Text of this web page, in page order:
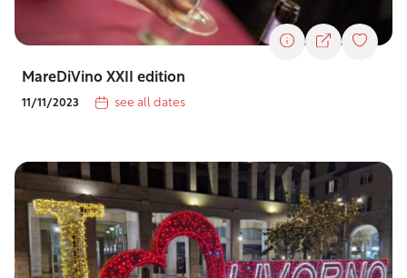
MareDiVino XXII edition
11/11/2023 see all dates